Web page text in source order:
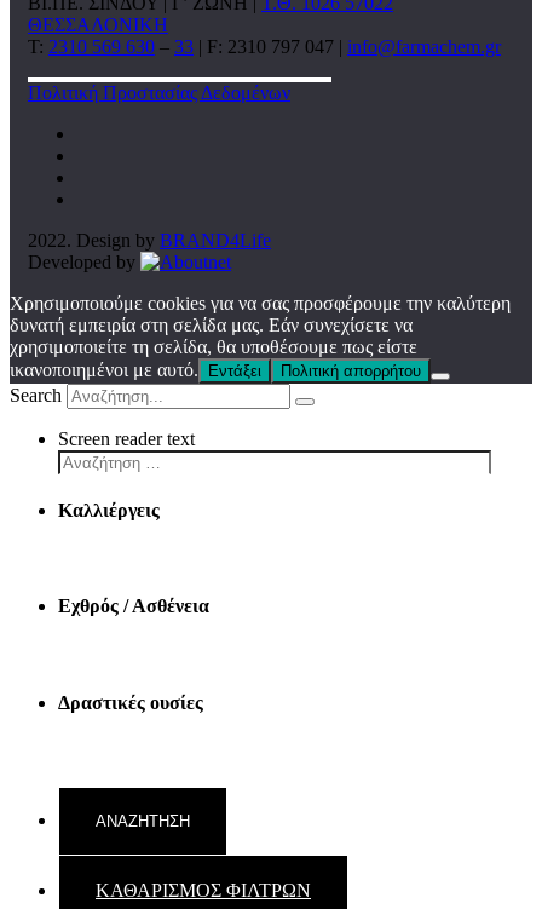
ΘΕΣΣΑΛΟΝΙΚΗ
T: 2310 569 630 – 33 | F: 2310 797 047 | info@farmachem.gr
Πολιτική Προστασίας Δεδομένων
2022. Design by BRAND4Life
Developed by
Χρησιμοποιούμε cookies για να σας προσφέρουμε την καλύτερη
δυνατή εμπειρία στη σελίδα μας. Εάν συνεχίσετε να
χρησιμοποιείτε τη σελίδα, θα υποθέσουμε πως είστε
ικανοποιημένοι με αυτό.
Εντάξει Πολιτική απορρήτου
Search
Screen reader text
Καλλιέργεις
Εχθρός / Ασθένεια
Δραστικές ουσίες
ΚΑΘΑΡΙΣΜΟΣ ΦΙΛΤΡΩΝ